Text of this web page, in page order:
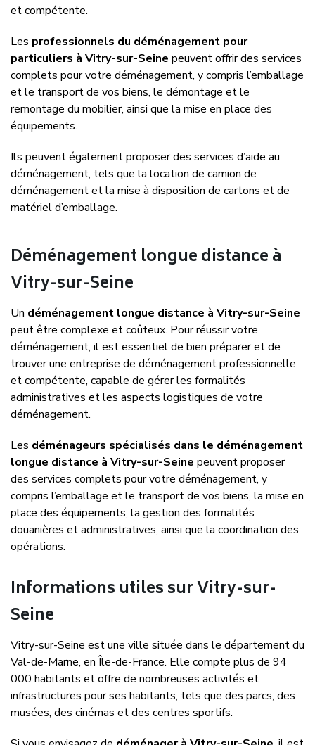
et compétente.
Les professionnels du déménagement pour
particuliers à Vitry-sur-Seine peuvent offrir des services
complets pour votre déménagement, y compris l’emballage
et le transport de vos biens, le démontage et le
remontage du mobilier, ainsi que la mise en place des
équipements.
Ils peuvent également proposer des services d’aide au
déménagement, tels que la location de camion de
déménagement et la mise à disposition de cartons et de
matériel d’emballage.
Déménagement longue distance à
Vitry-sur-Seine
Un déménagement longue distance à Vitry-sur-Seine
peut être complexe et coûteux. Pour réussir votre
déménagement, il est essentiel de bien préparer et de
trouver une entreprise de déménagement professionnelle
et compétente, capable de gérer les formalités
administratives et les aspects logistiques de votre
déménagement.
Les déménageurs spécialisés dans le déménagement
longue distance à Vitry-sur-Seine peuvent proposer
des services complets pour votre déménagement, y
compris l’emballage et le transport de vos biens, la mise en
place des équipements, la gestion des formalités
douanières et administratives, ainsi que la coordination des
opérations.
Informations utiles sur Vitry-sur-
Seine
Vitry-sur-Seine est une ville située dans le département du
Val-de-Marne, en Île-de-France. Elle compte plus de 94
000 habitants et offre de nombreuses activités et
infrastructures pour ses habitants, tels que des parcs, des
musées, des cinémas et des centres sportifs.